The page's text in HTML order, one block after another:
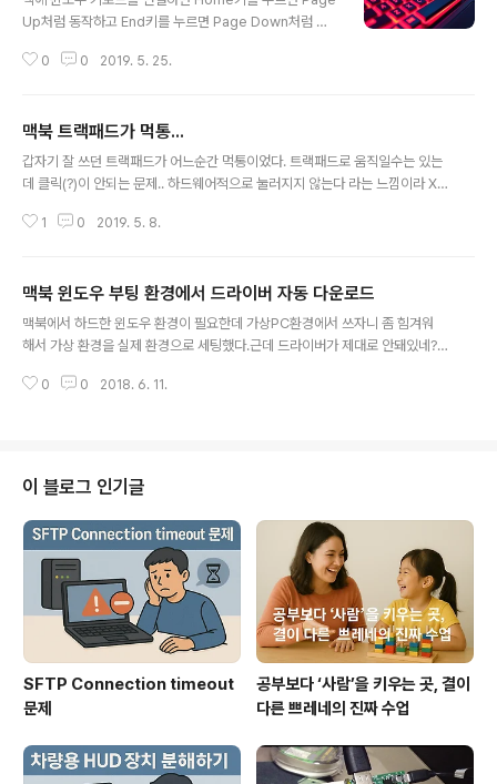
Up처럼 동작하고 End키를 누르면 Page Down처럼 이
처럼 명령을 내려 키를 리매핑 해보세요.mkdir -p $HO
eginningOfLine:"; /* Home */"\UF72B" = "moveT
oEndOfLine:"; /* End */"$\UF729" = "moveToBe
ginningOfLineAndModifySelection:"; /* Shift + H
ify..
0 0 2019. 5. 25.
맥북 트랙패드가 먹통...
갑자기 잘 쓰던 트랙패드가 어느순간 먹통이었다. 트랙패드로 움직일수는 있는
데 클릭(?)이 안되는 문제.. 하드웨어적으로 눌러지지 않는다 라는 느낌이라 X
C리셋을 하니 정상으로 돌아옴.
1 0 2019. 5. 8.
맥북 윈도우 부팅 환경에서 드라이버 자동 다운로드
맥북에서 하드한 윈도우 환경이 필요한데 가상PC환경에서 쓰자니 좀 힘겨워
해서 가상 환경을 실제 환경으로 세팅했다.근데 드라이버가 제대로 안돼있네?
연결하고.. 번거로워 찾아보니 좋은 도구를 만들어놨네? https://github.com/
들어가서 BootCamp 폴더에 들어가면 Setup.exe가 있다.실행하면 모든 드
라이버가 자동으로 설치된다.
0 0 2018. 6. 11.
이 블로그 인기글
SFTP Connection timeout
문제
공부보다 ‘사람’을 키우는 곳, 결이
다른 쁘레네의 진짜 수업